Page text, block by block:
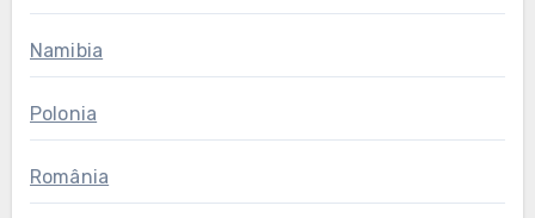
Namibia
Polonia
România